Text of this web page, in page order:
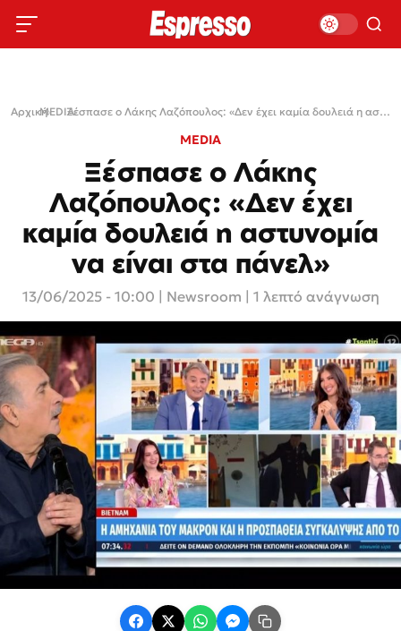
Αρχική›
MEDIA› Ξέσπασε ο Λάκης Λαζόπουλος: «Δεν έχει καμία δουλειά η αστυνομία να είναι στα πάνελ»
MEDIA
Ξέσπασε ο Λάκης
Λαζόπουλος: «Δεν έχει
καμία δουλειά η αστυνομία
να είναι στα πάνελ»
13/06/2025 - 10:00 Newsroom | 1 λεπτό ανάγνωση